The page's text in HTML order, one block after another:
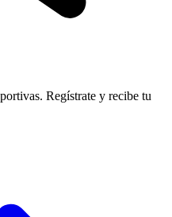
Regístrate y recibe tu